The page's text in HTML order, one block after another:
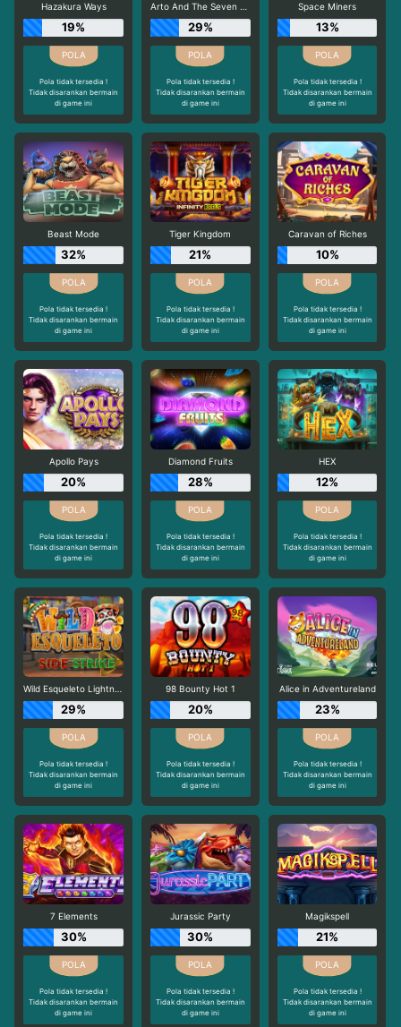
Hazakura Ways
19%
Pola tidak tersedia !
Tidak disarankan bermain
di game ini
Arto And The Seven Deadly Spins Megaways
29%
Pola tidak tersedia !
Tidak disarankan bermain
di game ini
Space Miners
13%
Pola tidak tersedia !
Tidak disarankan bermain
di game ini
Beast Mode
32%
Pola tidak tersedia !
Tidak disarankan bermain
di game ini
Tiger Kingdom
21%
Pola tidak tersedia !
Tidak disarankan bermain
di game ini
Caravan of Riches
10%
Pola tidak tersedia !
Tidak disarankan bermain
di game ini
Apollo Pays
20%
Pola tidak tersedia !
Tidak disarankan bermain
di game ini
Diamond Fruits
28%
Pola tidak tersedia !
Tidak disarankan bermain
di game ini
HEX
12%
Pola tidak tersedia !
Tidak disarankan bermain
di game ini
Wild Esqueleto Lightning Chase
29%
Pola tidak tersedia !
Tidak disarankan bermain
di game ini
98 Bounty Hot 1
20%
Pola tidak tersedia !
Tidak disarankan bermain
di game ini
Alice in Adventureland
23%
Pola tidak tersedia !
Tidak disarankan bermain
di game ini
7 Elements
30%
Pola tidak tersedia !
Tidak disarankan bermain
di game ini
Jurassic Party
30%
Pola tidak tersedia !
Tidak disarankan bermain
di game ini
Magikspell
21%
Pola tidak tersedia !
Tidak disarankan bermain
di game ini